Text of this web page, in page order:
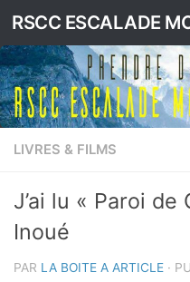
Skip to content
LIVRES & FILMS
J’ai lu « Paroi de
Inoué
PAR LA BOITE A ARTICLE ·